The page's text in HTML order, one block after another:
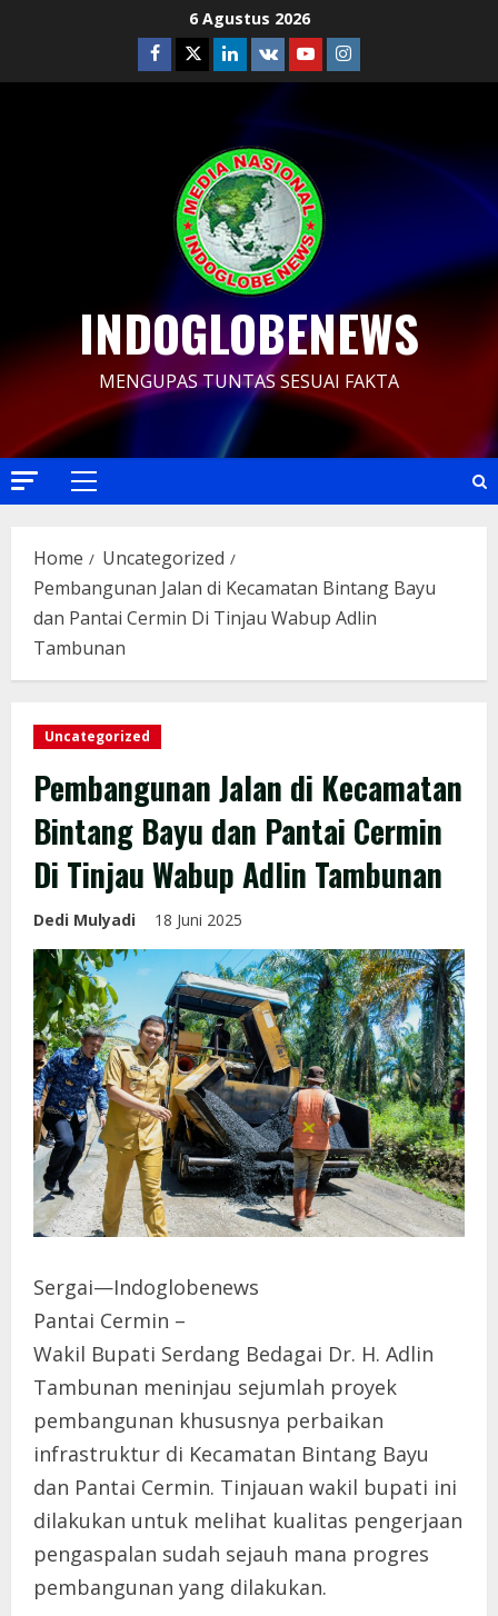
6 Agustus 2026
Facebook
TwitterLinkedin
VK YoutubeInstagram
INDOGLOBENEWS
MENGUPAS TUNTAS SESUAI FAKTA
Primary
Home
Uncategorized
Pembangunan Jalan di Kecamatan Bintang Bayu
dan Pantai Cermin Di Tinjau Wabup Adlin
Tambunan
Uncategorized
Pembangunan Jalan di Kecamatan
Bintang Bayu dan Pantai Cermin
Di Tinjau Wabup Adlin Tambunan
Dedi Mulyadi 18 Juni 2025
Sergai—Indoglobenews
Pantai Cermin –
Wakil Bupati Serdang Bedagai Dr. H. Adlin
Tambunan meninjau sejumlah proyek
pembangunan khususnya perbaikan
infrastruktur di Kecamatan Bintang Bayu
dan Pantai Cermin. Tinjauan wakil bupati ini
dilakukan untuk melihat kualitas pengerjaan
pengaspalan sudah sejauh mana progres
pembangunan yang dilakukan.